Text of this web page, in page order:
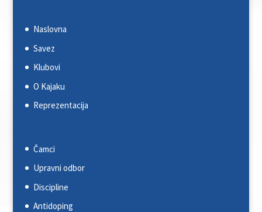
Naslovna
Savez
Klubovi
O Kajaku
Reprezentacija
Čamci
Upravni odbor
Discipline
Antidoping